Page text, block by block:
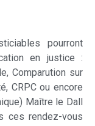
pourront
en justice :
Comparution sur
CRPC ou encore
Maître le Dall
ces rendez-vous